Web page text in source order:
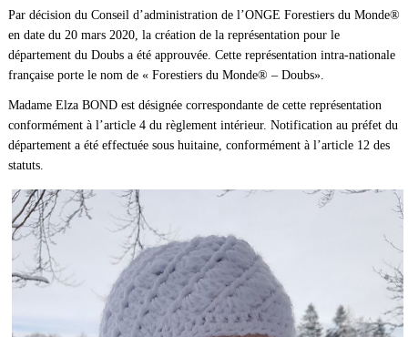
Par décision du Conseil d’administration de l’ONGE Forestiers du Monde®
en date du 20 mars 2020, la création de la représentation pour le
département du Doubs a été approuvée. Cette représentation intra-nationale
française porte le nom de « Forestiers du Monde® – Doubs».
Madame Elza BOND est désignée correspondante de cette représentation
conformément à l’article 4 du règlement intérieur. Notification au préfet du
département a été effectuée sous huitaine, conformément à l’article 12 des
statuts.